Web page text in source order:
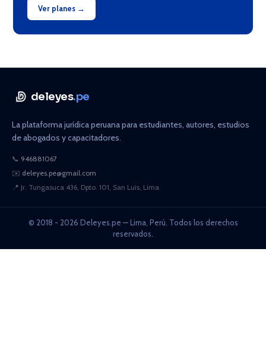
Ver planes →
deleyes.pe
La plataforma jurídica peruana para estudiantes, autores, estudios
de abogados y capacitadores.
📞 946881067
✉️ deleyes.pe@gmail.com
📍 Jr. Tungasuca 436, Dpto. 101, San Luis, Lima
© 2018 - 2026 Deleyes.pe — Lima, Perú. Todos los derechos
reservados.